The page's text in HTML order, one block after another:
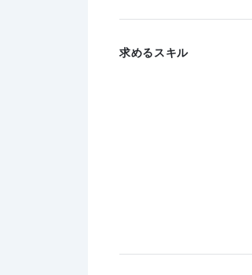
求めるスキル